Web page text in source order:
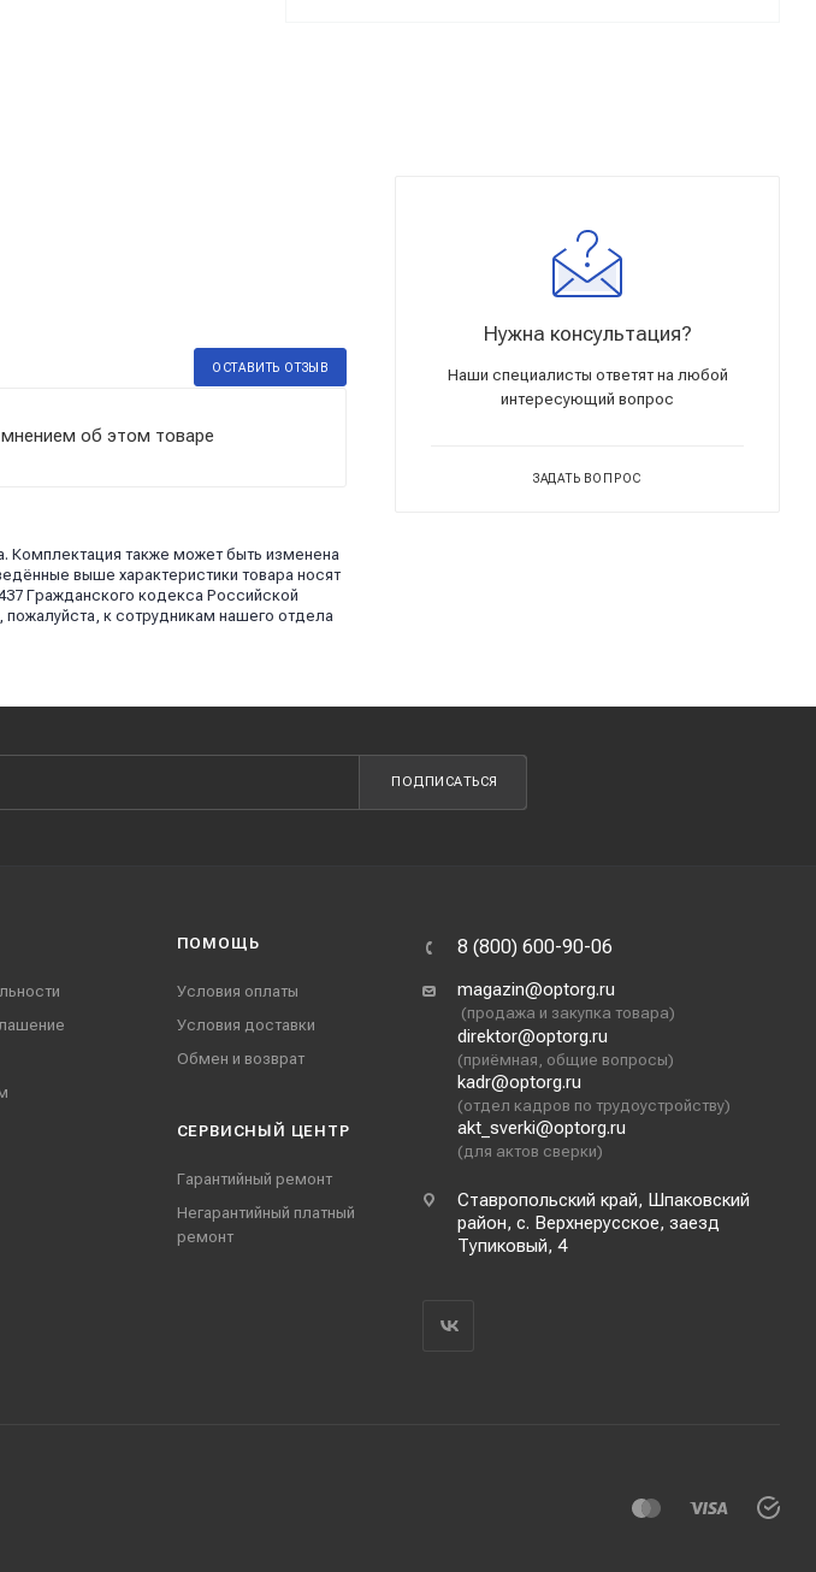
ОСТАВИТЬ ОТЗЫВ
об этом товаре
Комплектация также может быть изменена
выше характеристики товара носят
Гражданского кодекса Российской
к сотрудникам нашего отдела
Нужна консультация?
Наши специалисты ответят на любой
интересующий вопрос
ЗАДАТЬ ВОПРОС
ПОДПИСАТЬСЯ
ПОМОЩЬ
Условия оплаты
Условия доставки
Обмен и возврат
СЕРВИСНЫЙ ЦЕНТР
Гарантийный ремонт
Негарантийный платный
ремонт
8 (800) 600-90-06
magazin@optorg.ru
(продажа и закупка товара)
direktor@optorg.ru
(приёмная, общие вопросы)
kadr@optorg.ru
(отдел кадров по трудоустройству)
akt_sverki@optorg.ru
(для актов сверки)
Ставропольский край, Шпаковский
район, с. Верхнерусское, заезд
Тупиковый, 4